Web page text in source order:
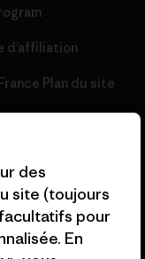
d’affiliation
Plan du site
des
site (toujours
pour
En